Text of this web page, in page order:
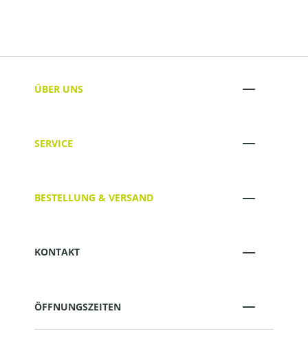
ÜBER UNS
SERVICE
BESTELLUNG & VERSAND
KONTAKT
ÖFFNUNGSZEITEN